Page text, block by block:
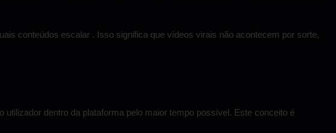
conteúdos escalar . Isso significa que vídeos virais não acontecem por sorte,
dentro da plataforma pelo maior tempo possível. Este conceito é